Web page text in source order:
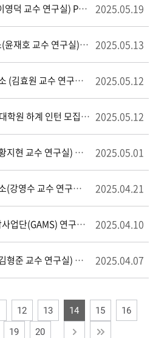
수소에너지연구소(이영덕 교수 연구실) POST-Doc.(박사후 연구원) 채용 공고 2025.05.19
에너지신소재연구소(윤재호 교수 연구실) 행정연구원 채용 공고 2025.05.13
환경·기후기술연구소 (김효원 교수 연구실) 행정연구원 채용 공고 2025.05.12
2025년 KENTECH 대학원 하계 인턴 모집 안내 2025.05.12
수소에너지연구소 (황지현 교수 연구실) 행정연구원 채용 연장 공고 2025.05.01
환경·기후기술연구소(강영수 교수 연구실) 연구교수 채용 공고 2025.04.21
지능형전기안전융합사업단(GAMS) 연구교수 채용 공고 2025.04.10
수소에너지연구소 (김형준 교수 연구실) 행정연구원 채용 공고 2025.04.07
12 13 14 15
16
19 20